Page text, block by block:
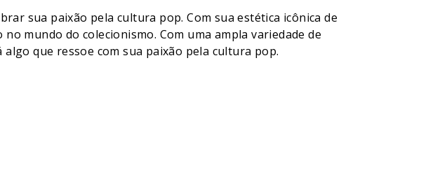
sua paixão pela cultura pop. Com sua estética icônica de
mundo do colecionismo. Com uma ampla variedade de
que ressoe com sua paixão pela cultura pop.